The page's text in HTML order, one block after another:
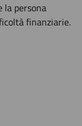
la persona
finanziarie.